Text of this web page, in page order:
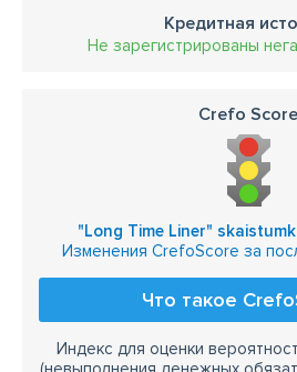
Кредитная
Не зарегистрированы
Crefo Score
"Long Time Liner"
Изменения CrefoScore за
Что такое
Индекс для оценки